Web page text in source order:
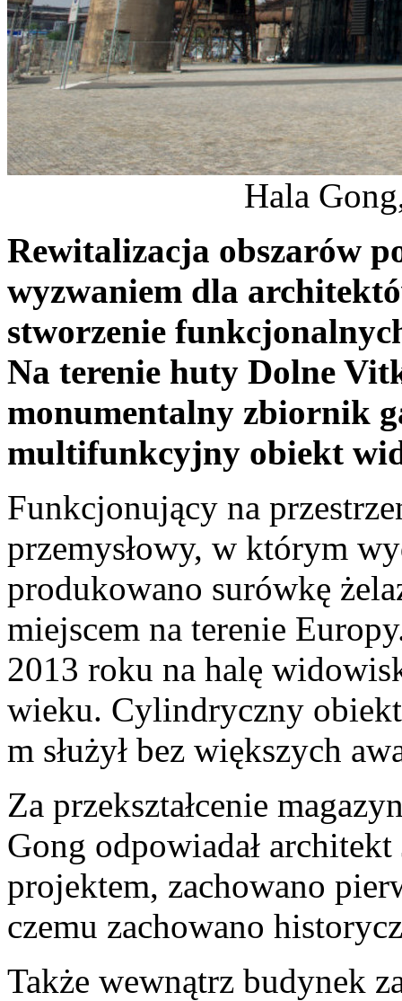
Hala
Rewitalizacja obszarów
wyzwaniem dla
stworzenie
Na terenie huty Dolne
monumentalny zbiornik
multifunkcyjny obiekt
Funkcjonujący na
przemysłowy, w którym
produkowano surówkę
miejscem na terenie
2013 roku na halę
wieku. Cylindryczny
m służył bez większych
Za przekształcenie
Gong odpowiadał
projektem, zachowano
czemu zachowano
Także wewnątrz budynek